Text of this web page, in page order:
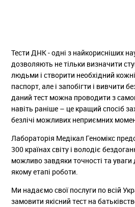
Тести ДНК - одні з найкорисніших
дозволяють не тільки визначити
людьми і створити необхідний
паспорт, але і запобігти і вивчити
даний тест можна проводити з
навіть раніше – це кращий спосіб
безлічі можливих неприємних
Лабораторія Медікал Геномікс
300 країнах світу і володіє
можливо завдяки точності та уваги
якому етапі роботи.
Ми надаємо свої послуги по всій
замовити якісний тест на